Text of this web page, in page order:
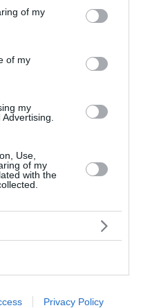
You may click to
and its third-party tags to
purposes in below Google
of my
of my
my
Use,
of my
with the
Privacy Policy
«επιδημία από
όλων μας να
μας αντάξιο των
τόνισε. Στο Σαν
του Τέξας,
μια
πολιτική βία: «Η
μέσα ενημέρωσης
σχέσεις μεταξύ μας
μου -η πίστη που
διδάσκει να αγαπώ
μου, όχι μόνο
με εμένα ή
εγώ. Καλούμαι να